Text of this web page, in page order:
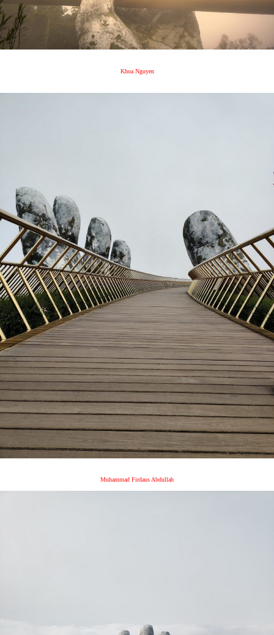
Khoa Nguyen
Muhammad Firdaus Abdullah